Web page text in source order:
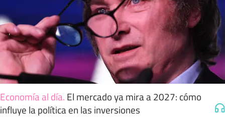
Economía al día. El mercado ya mira a 2027: cómo
influye la política en las inversiones